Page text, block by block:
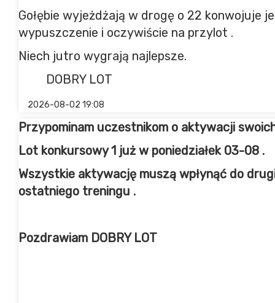
Gołębie wyjeżdżają w drogę o 22 konwojuje
wypuszczenie i oczywiście na przylot .
Niech jutro wygrają najlepsze.
DOBRY LOT
2026-08-02 19:08
Przypominam uczestnikom o aktywacji
Lot konkursowy 1 już w poniedziałek 03-08 .
Wszystkie aktywację muszą wpłynąć do
ostatniego treningu .
Pozdrawiam DOBRY LOT